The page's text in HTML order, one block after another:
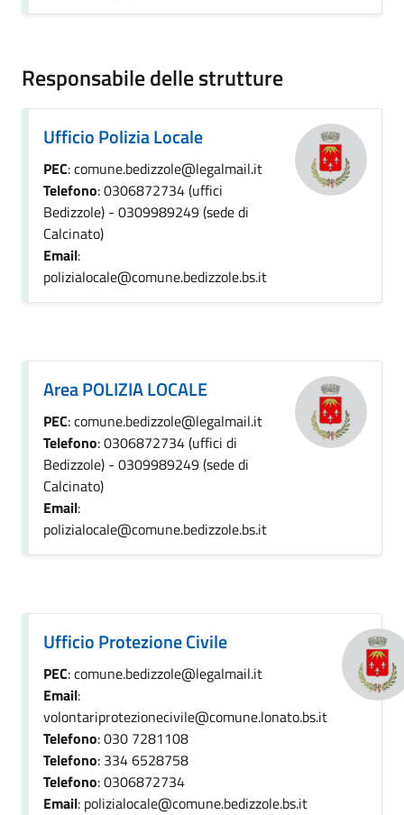
Responsabile delle strutture
Ufficio Polizia Locale
PEC: comune.bedizzole@legalmail.it
Telefono: 0306872734 (uffici
Bedizzole) - 0309989249 (sede di
Calcinato)
Email:
polizialocale@comune.bedizzole.bs.it
Area POLIZIA LOCALE
PEC: comune.bedizzole@legalmail.it
Telefono: 0306872734 (uffici di
Bedizzole) - 0309989249 (sede di
Calcinato)
Email:
polizialocale@comune.bedizzole.bs.it
Ufficio Protezione Civile
PEC: comune.bedizzole@legalmail.it
Email:
volontariprotezionecivile@comune.lonato.bs.it
Telefono: 030 7281108
Telefono: 334 6528758
Telefono: 0306872734
Email: polizialocale@comune.bedizzole.bs.it